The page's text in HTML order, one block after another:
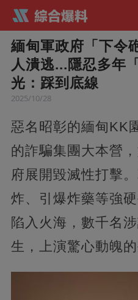
緬甸軍政府「下令
人潰逃...隱忍多年
光：踩到底線
2025/10/28
惡名昭彰的緬甸KK
的詐騙集團大本營
府展開毀滅性打擊
炸、引爆炸藥等強
陷入火海，數千名
生，上演驚心動魄的